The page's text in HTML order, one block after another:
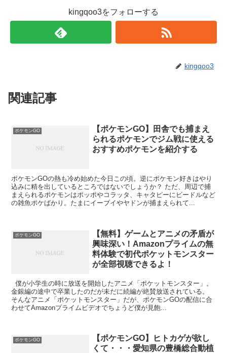
kingqoo3をフォローする
kingqoo3
関連記事
ポケモンGO
【ポケモンGO】田舎でも捕まえ
られるポケモンでジム戦に使える
おすすめポケモンを紹介する
ポケモンGOの熱も冷め始めた今日この頃。逆にポケモン好きはやり
込みに精を出しているところではないでしょうか？ ただ、周辺で捕
まえられるポケモンはポッポやコラッタ、キャタピーにビードルなど
の雑魚ポケばかり。たまにイーブイやヤドンが捕まえられて...
ポケモンGO
【無料】ゲームとアニメの矛盾が
興味深い！Amazonプライムの無
料体験で初代ポケットモンスター
が全部視聴できるよ！
僕が小学生の時に放送を開始したアニメ「ポケットモンスター」。
金銀編の途中で卒業したのだが未だに続編が絶賛放送されている。
そんなアニメ「ポケットモンスター」だが、ポケモンGOの配信に合
わせてAmazonプライムビデオでちょうど僕が見飽...
ポケモンGO
【ポケモンGO】ヒトカゲが欲し
くて・・・愛知県の豊橋総合動植